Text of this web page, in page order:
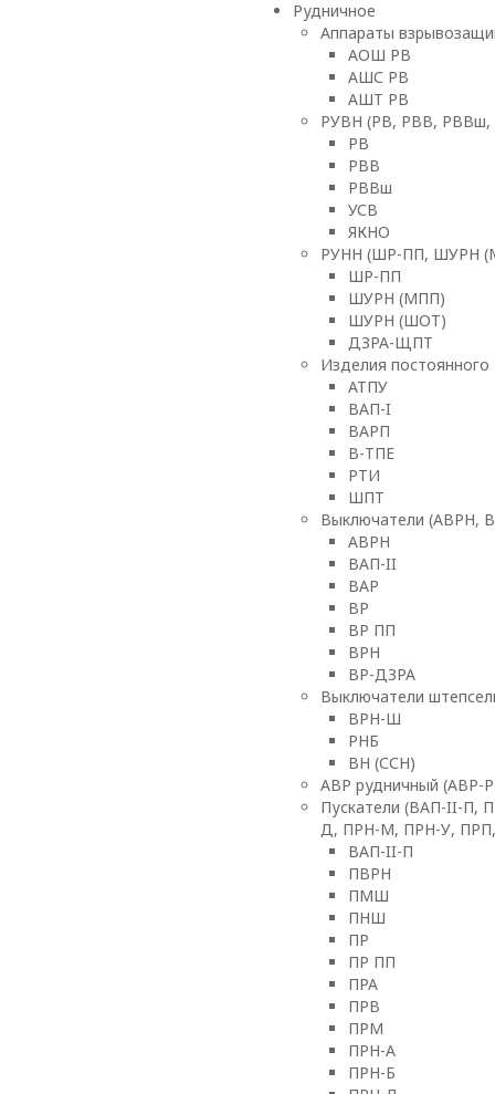
Рудничное
Аппараты
АОШ РВ
АШС РВ
АШТ РВ
РУВН (РВ, РВВ, РВВш,
РВ
РВВ
РВВш
УСВ
ЯКНО
РУНН (ШР-ПП, ШУРН
ШР-ПП
ШУРН (МПП)
ШУРН (ШОТ)
ДЗРА-ЩПТ
Изделия
АТПУ
ВАП-I
ВАРП
В-ТПЕ
РТИ
ШПТ
Выключатели (АВРН,
АВРН
ВАП-II
ВАР
ВР
ВР ПП
ВРН
ВР-ДЗРА
Выключатели
ВРН-Ш
РНБ
ВН (ССН)
АВР рудничный (АВР-
Пускатели (ВАП-II-
Д, ПРН-М, ПРН-У,
ВАП-II-П
ПВРН
ПМШ
ПНШ
ПР
ПР ПП
ПРА
ПРВ
ПРМ
ПРН-А
ПРН-Б